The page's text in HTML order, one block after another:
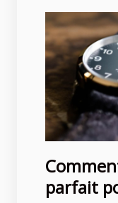
parfait